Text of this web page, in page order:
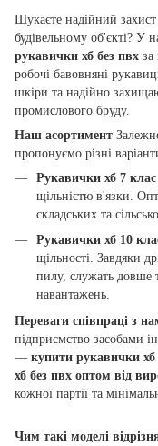
Шукаєте надійний
будівельному об'єкті? У
рукавички хб без пвх за
робочі бавовняні
шкіри та надійно
промислового бруду.
Наш асортимент
пропонуємо різні
Рукавички хб 7 клас
щільністю в'язки.
складських та
Рукавички хб 10
щільності. Завдяки
пилу, служать довше
навантажень.
Переваги співпраці з
підприємство засобами
— купити рукавички хб
хб без пвх оптом від
кожної партії та
Чим такі моделі